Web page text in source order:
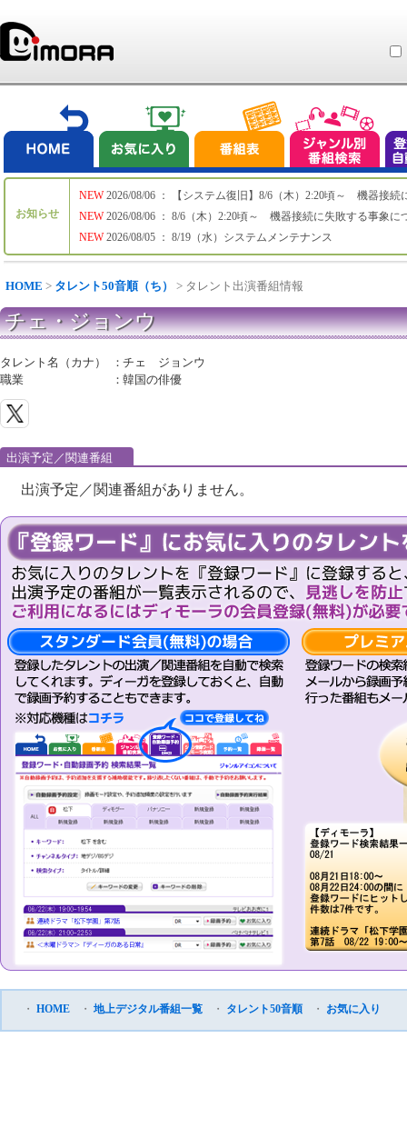
お知らせ
NEW
NEW
NEW
2026/08/06 ： 【システム復旧】8/6（木）2:20頃～ 機器接続
2026/08/06 ： 8/6（木）2:20頃～ 機器接続に失敗する事象に
2026/08/05 ： 8/19（水）システムメンテナンス
HOME > タレント50音順（ち） > タレント出演番組情報
チェ・ジョンウ
タレント名（カナ） ：チェ ジョンウ
職業
：韓国の俳優
出演予定／関連番組
出演予定／関連番組がありません。
・ HOME ・ 地上デジタル番組一覧 ・ タレント50音順 ・ お気に入り